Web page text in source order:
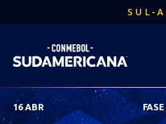
para
conteúdo
principal
SUL-
Sudamericana
Mega
16 ABR